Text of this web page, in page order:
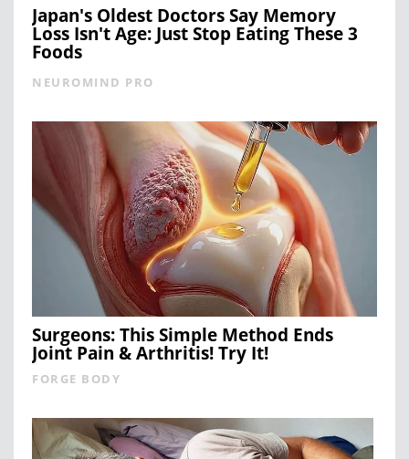
Japan's Oldest Doctors Say Memory
Loss Isn't Age: Just Stop Eating These 3
Foods
NEUROMIND PRO
Surgeons: This Simple Method Ends
Joint Pain & Arthritis! Try It!
FORGE BODY